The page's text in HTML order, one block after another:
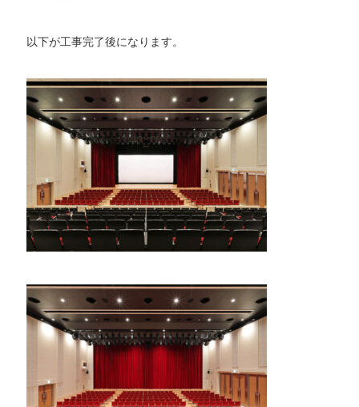
以下が工事完了後になります。